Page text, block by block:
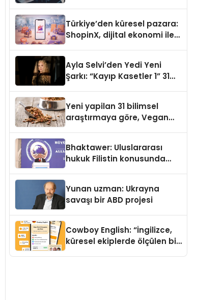
Türkiye’den küresel pazara:
ShopinX, dijital ekonomi ile
Ayla Selvi’den Yedi Yeni
Şarkı: “Kayıp Kasetler 1” 31
Yeni yapilan 31 bilimsel
araştırmaya göre, Vegan
Sindirildiğini Ortaya Koydu
Bhaktawer: Uluslararası
hukuk Filistin konusunda
Yunan uzman: Ukrayna
savaşı bir ABD projesi
Cowboy English: “İngilizce,
küresel ekiplerde ölçülen bir